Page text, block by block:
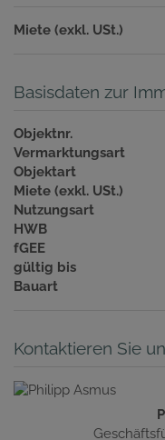
Miete (exkl. USt.)
Basisdaten zur
Objektnr.
Vermarktungsart
Objektart
Miete (exkl. USt.)
Nutzungsart
HWB
fGEE
gültig bis
Bauart
Kontaktieren Sie